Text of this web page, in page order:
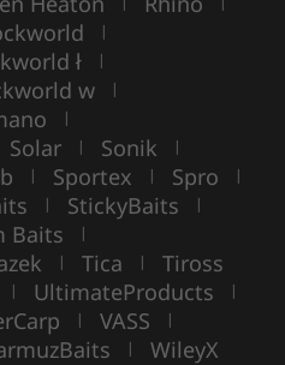
|
ł |
w |
|
Solar | Sonik |
| Sportex | Spro |
| StickyBaits |
Baits |
| Tica | Tiross
| UltimateProducts |
| VASS |
| WileyX